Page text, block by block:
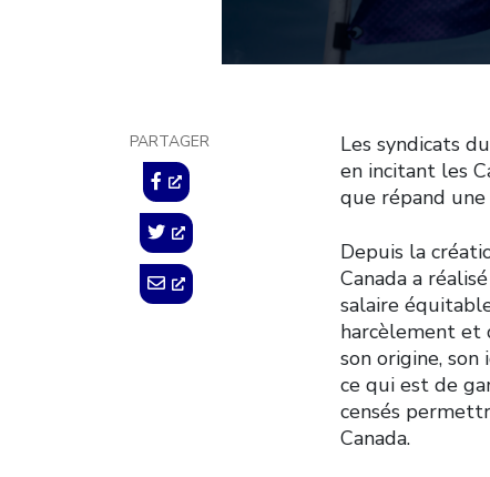
PARTAGER
Les syndicats
en incitant les
que répand
Depuis la
Canada a
salaire
harcèlement et
son origine,
ce qui est de
censés
Canada.